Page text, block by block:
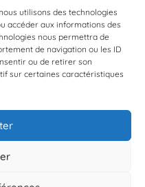
utilisons des technologies
accéder aux informations des
nous permettra de
de navigation ou les ID
ou de retirer son
sur certaines caractéristiques
BioLit
inscrit à Biolit ?
maintenant